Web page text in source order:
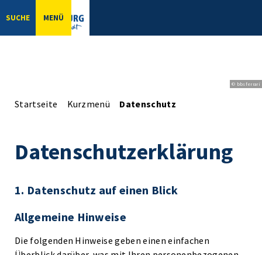
SUCHE MENÜ
© bbsferrari
Startseite Kurzmenü Datenschutz
Datenschutzerklärung
1. Datenschutz auf einen Blick
Allgemeine Hinweise
Die folgenden Hinweise geben einen einfachen